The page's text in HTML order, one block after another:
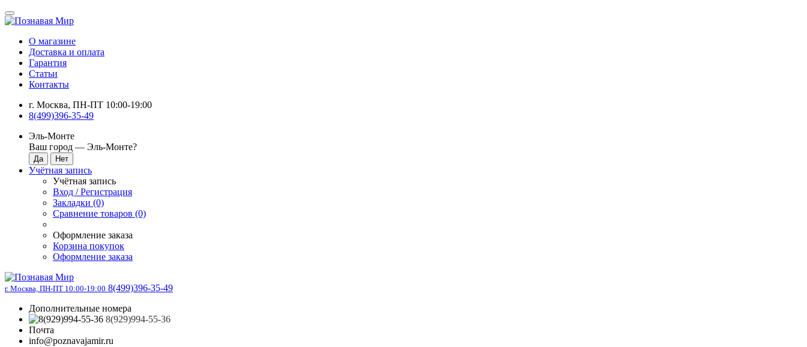
О магазине
Доставка и оплата
Гарантия
Статьи
Контакты
г. Москва, ПН-ПТ 10:00-19:00
8(499)396-35-49
Эль-Монте
Ваш город — Эль-Монте?
Учётная запись
Учётная запись
Вход / Регистрация
Закладки (0)
Сравнение товаров (0)
Оформление заказа
Корзина покупок
Оформление заказа
г. Москва, ПН-ПТ 10:00-19:00 8(499)396-35-49
Дополнительные номера
8(929)994-55-36
Почта
info@poznavajamir.ru